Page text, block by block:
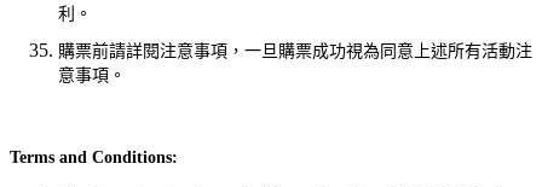
利。
購票前請詳閱注意事項，一旦購票成功視為同意上述所有活動注
意事項。
Terms and Conditions: